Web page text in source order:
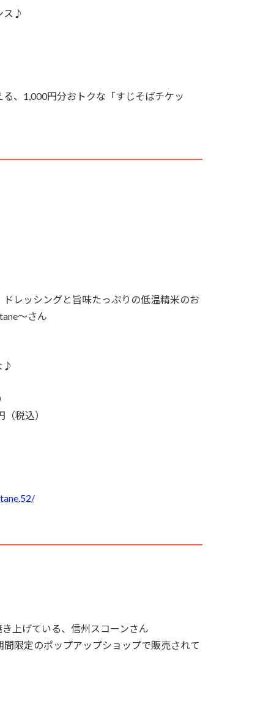
ス♪
、1,000円分おトクな「すじそばチケッ
レッシングと旨味たっぷりの低温精米のお
～さん
♪
税込）
上げている、信州スコーンさん
限定のポップアップショップで販売されて